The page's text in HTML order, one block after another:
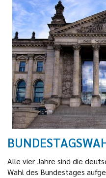
Alle vier Jahre sind die
Wahl des Bundestages